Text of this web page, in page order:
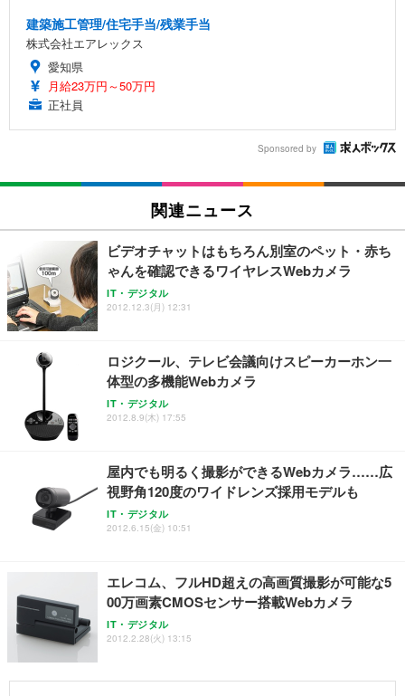
建築施工管理/住宅手当/残業手当
株式会社エアレックス
愛知県
月給23万円～50万円
正社員
Sponsored by
関連ニュース
ビデオチャットはもちろん別室のペット・赤ち
ゃんを確認できるワイヤレスWebカメラ
IT・デジタル
2012.12.3(月) 12:31
ロジクール、テレビ会議向けスピーカーホン一
体型の多機能Webカメラ
IT・デジタル
2012.8.9(木) 17:55
屋内でも明るく撮影ができるWebカメラ……広
視野角120度のワイドレンズ採用モデルも
IT・デジタル
2012.6.15(金) 10:51
エレコム、フルHD超えの高画質撮影が可能な5
00万画素CMOSセンサー搭載Webカメラ
IT・デジタル
2012.2.28(火) 13:15